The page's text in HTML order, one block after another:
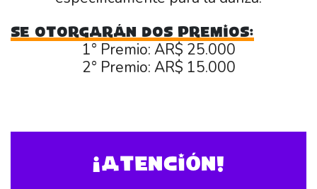
Se otorgarán dos Premios:
1° Premio: AR$ 25.000
2° Premio: AR$ 15.000
¡ATENCIÓN!